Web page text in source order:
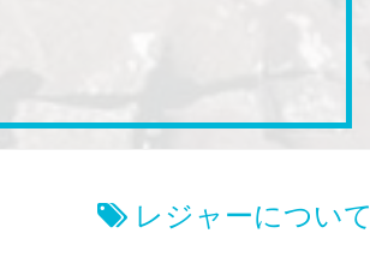
レジャーについて